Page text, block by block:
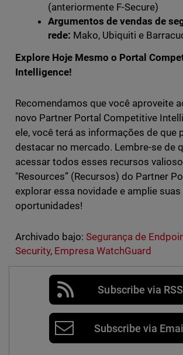
(anteriormente F-Secure)
Argumentos de vendas de
rede: Mako, Ubiquiti e
Explore Hoje Mesmo o Portal
Intelligence!
Recomendamos que você aproveite
novo Partner Portal Competitive
ele, você terá as informações de que
destacar no mercado. Lembre-se de
acessar todos esses recursos
"Resources” (Recursos) do Partner
explorar essa novidade e amplie suas
oportunidades!
Archivado bajo: Segurança de
Security, Empresa WatchGuard
Subscribe via RSS
Subscribe via